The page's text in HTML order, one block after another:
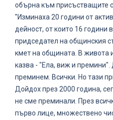
обърна към присъстващите
"Изминаха 20 години от
дейност, от които 16 години
придседател на общинския
кмет на общината. В живота
казва - "Ела, виж и
преминем. Всички. Но тази
Дойдох през 2000 година,
не сме преминали. През
първо лице, множествено